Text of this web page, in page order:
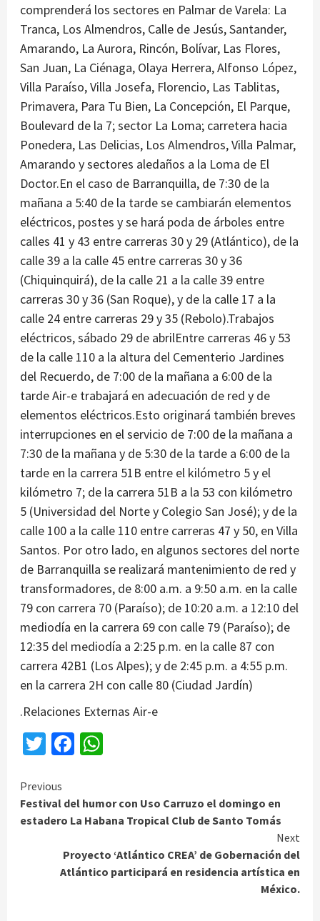
comprenderá los sectores en Palmar de Varela: La
Tranca, Los Almendros, Calle de Jesús, Santander,
Amarando, La Aurora, Rincón, Bolívar, Las Flores,
San Juan, La Ciénaga, Olaya Herrera, Alfonso López,
Villa Paraíso, Villa Josefa, Florencio, Las Tablitas,
Primavera, Para Tu Bien, La Concepción, El Parque,
Boulevard de la 7; sector La Loma; carretera hacia
Ponedera, Las Delicias, Los Almendros, Villa Palmar,
Amarando y sectores aledaños a la Loma de El
Doctor.En el caso de Barranquilla, de 7:30 de la
mañana a 5:40 de la tarde se cambiarán elementos
eléctricos, postes y se hará poda de árboles entre
calles 41 y 43 entre carreras 30 y 29 (Atlántico), de la
calle 39 a la calle 45 entre carreras 30 y 36
(Chiquinquirá), de la calle 21 a la calle 39 entre
carreras 30 y 36 (San Roque), y de la calle 17 a la
calle 24 entre carreras 29 y 35 (Rebolo).Trabajos
eléctricos, sábado 29 de abrilEntre carreras 46 y 53
de la calle 110 a la altura del Cementerio Jardines
del Recuerdo, de 7:00 de la mañana a 6:00 de la
tarde Air-e trabajará en adecuación de red y de
elementos eléctricos.Esto originará también breves
interrupciones en el servicio de 7:00 de la mañana a
7:30 de la mañana y de 5:30 de la tarde a 6:00 de la
tarde en la carrera 51B entre el kilómetro 5 y el
kilómetro 7; de la carrera 51B a la 53 con kilómetro
5 (Universidad del Norte y Colegio San José); y de la
calle 100 a la calle 110 entre carreras 47 y 50, en Villa
Santos. Por otro lado, en algunos sectores del norte
de Barranquilla se realizará mantenimiento de red y
transformadores, de 8:00 a.m. a 9:50 a.m. en la calle
79 con carrera 70 (Paraíso); de 10:20 a.m. a 12:10 del
mediodía en la carrera 69 con calle 79 (Paraíso); de
12:35 del mediodía a 2:25 p.m. en la calle 87 con
carrera 42B1 (Los Alpes); y de 2:45 p.m. a 4:55 p.m.
en la carrera 2H con calle 80 (Ciudad Jardín)
.Relaciones Externas Air-e
TwitterFacebook
Continue
Reading
Previous
Festival del humor con Uso Carruzo el domingo en
estadero La Habana Tropical Club de Santo Tomás
Next
Proyecto ‘Atlántico CREA’ de Gobernación del
Atlántico participará en residencia artística en
México.